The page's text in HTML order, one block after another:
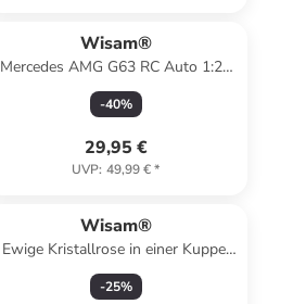
Wisam®
Mercedes AMG G63 RC Auto 1:24
ferngesteuert
-40%
29,95 €
UVP: 49,99 €*
Wisam®
Ewige Kristallrose in einer Kuppel
mit LED-Beleuchtung
-25%